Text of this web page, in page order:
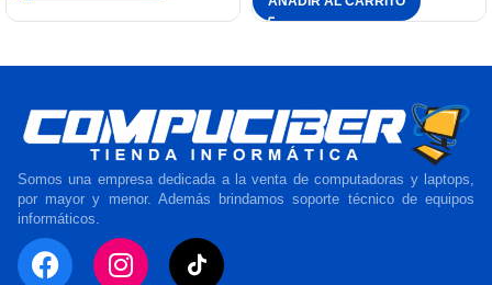
Somos una empresa dedicada a la venta de computadoras y laptops,
por mayor y menor. Además brindamos soporte técnico de equipos
informáticos.